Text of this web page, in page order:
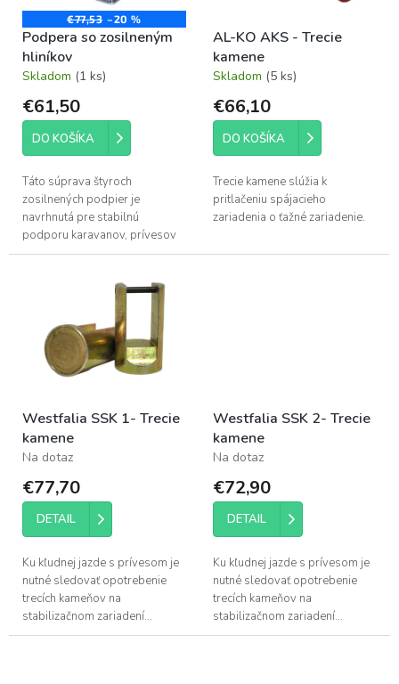
t
o
vd
u
k
t
o
€77,53 –20 %
Podpera so zosilneným
hliníkov
Skladom (1 ks)
€61,50
DO KOŠÍKA
Táto súprava štyroch
zosilnených podpier je
navrhnutá pre stabilnú
podporu karavanov, prívesov
alebo iných vozidiel. Spája
AL-KO AKS - Trecie
kamene
Skladom (5 ks)
€66,10
DO KOŠÍKA
Trecie kamene slúžia k
pritlačeniu spájacieho
zariadenia o ťažné zariadenie.
Westfalia SSK 1- Trecie
kamene
Na dotaz
€77,70
DETAIL
Ku kľudnej jazde s prívesom je
nutné sledovať opotrebenie
trecích kameňov na
stabilizačnom zariadení...
Westfalia SSK 2- Trecie
kamene
Na dotaz
€72,90
DETAIL
Ku kľudnej jazde s prívesom je
nutné sledovať opotrebenie
trecích kameňov na
stabilizačnom zariadení...